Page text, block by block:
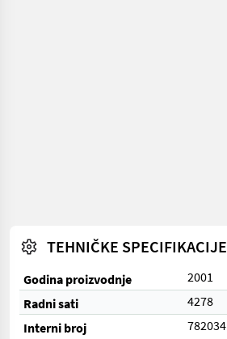
TEHNIČKE SPECIFIKACIJE
Godina proizvodnje
2001
Radni sati
4278
Interni broj
782034